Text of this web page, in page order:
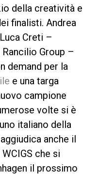
della creatività e
finalisti. Andrea
Creti –
Group –
demand per la
e una targa
campione
volte si è
italiano della
anche il
che si
il prossimo